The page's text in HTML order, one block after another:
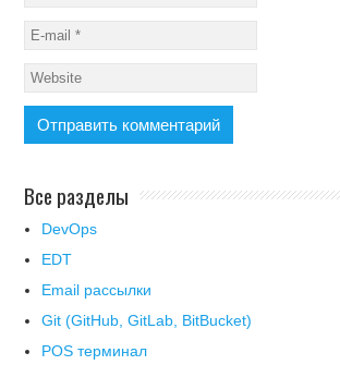
Все разделы
DevOps
EDT
Email рассылки
Git (GitHub, GitLab, BitBucket)
POS терминал